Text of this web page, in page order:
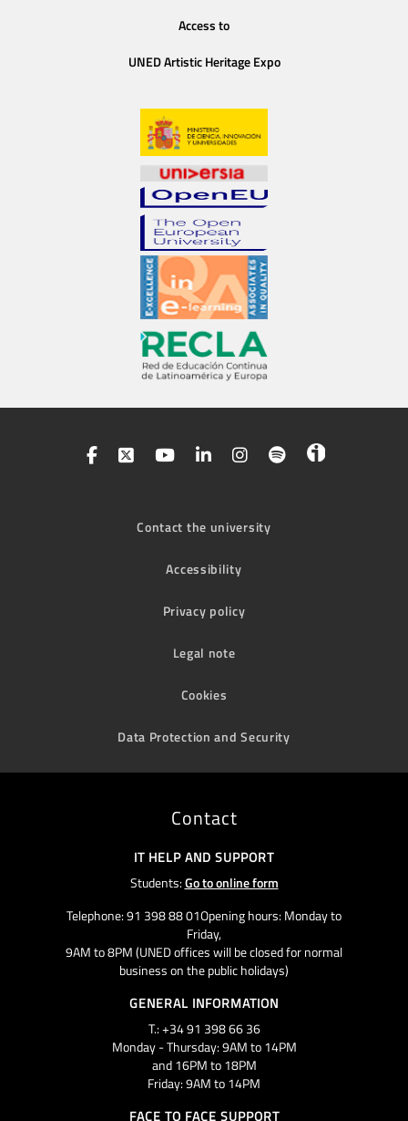
Access to
UNED Artistic Heritage Expo
Contact the university
Accessibility
Privacy policy
Legal note
Cookies
Data Protection and Security
Contact
IT HELP AND SUPPORT
Students:Go to online form
Telephone: 91 398 88 01Opening hours: Monday to
Friday,
9AM to 8PM (UNED offices will be closed for normal
business on the public holidays)
GENERAL INFORMATION
T.: +34 91 398 66 36
Monday - Thursday: 9AM to 14PM
and 16PM to 18PM
Friday: 9AM to 14PM
FACE TO FACE SUPPORT